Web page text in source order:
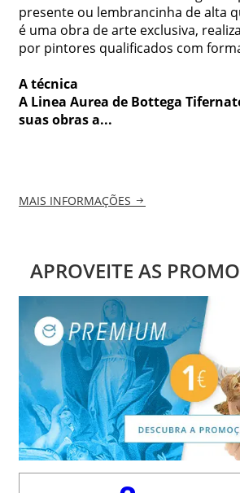
presente ou lembrancinha de alta
é uma obra de arte exclusiva,
por pintores qualificados com
A técnica
A Linea Aurea de Bottega
suas obras a...
MAIS INFORMAÇÕES
APROVEITE AS